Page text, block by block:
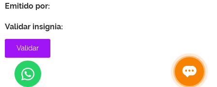
Emitido por:
Validar insignia:
Validar